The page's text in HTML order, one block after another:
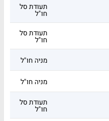
תעודת סל
חו"ל
תעודת סל
חו"ל
מניה חו"ל
מניה חו"ל
תעודת סל
חו"ל